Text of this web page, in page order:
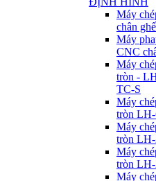
Máy
chân ghế
Máy
CNC
Máy
tròn -
TC-S
Máy
tròn LH-
Máy
tròn
Máy
tròn
Máy